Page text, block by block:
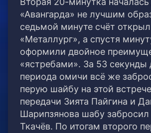
«Авангарда» не лучшим
седьмой минуте счёт открыл
«Металлург», а спустя
оформили двойное
«ястребами». За 53 секунды
периода омичи всё же
перую шайбу на этой
передачи Зията Пайгина и
Шарипзянова шабу
Ткачёв. По итогам второго